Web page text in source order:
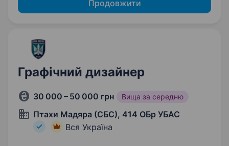
Продовжити
Графічний дизайнер
30 000 – 50 000 грн Вища за середню
Птахи Мадяра (СБС), 414 ОБр УБАС
Вся Україна